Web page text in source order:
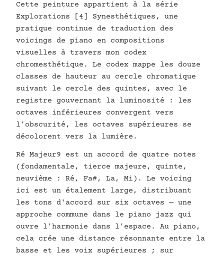
Cette peinture appartient à la série
Explorations [4] Synesthétiques, une
pratique continue de traduction des
voicings de piano en compositions
visuelles à travers mon codex
chromesthétique. Le codex mappe les douze
classes de hauteur au cercle chromatique
suivant le cercle des quintes, avec le
registre gouvernant la luminosité : les
octaves inférieures convergent vers
l'obscurité, les octaves supérieures se
décolorent vers la lumière.
Ré Majeur9 est un accord de quatre notes
(fondamentale, tierce majeure, quinte,
neuvième : Ré, Fa#, La, Mi). Le voicing
ici est un étalement large, distribuant
les tons d'accord sur six octaves — une
approche commune dans le piano jazz qui
ouvre l'harmonie dans l'espace. Au piano,
cela crée une distance résonnante entre la
basse et les voix supérieures ; sur